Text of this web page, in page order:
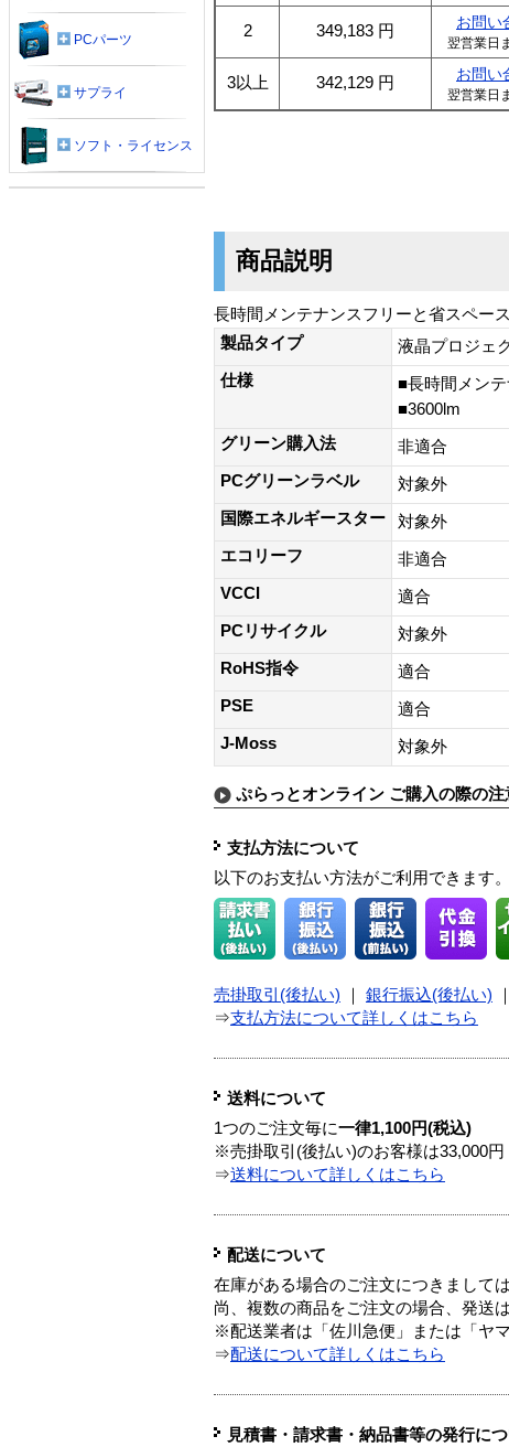
2 349,183 円 お問い
翌営業日
3以上 342,129 円 お問い
翌営業日
商品説明
長時間メンテナンスフリーと省スペー
製品タイプ
液晶プロジェ
仕様
■長時間メン
■3600lm
グリーン購入法
非適合
PCグリーンラベル
対象外
国際エネルギースター
対象外
エコリーフ
非適合
VCCI
適合
PCリサイクル
対象外
RoHS指令
適合
PSE
適合
J-Moss
対象外
ぷらっとオンライン ご購入の際の注
支払方法について
以下のお支払い方法がご利用できます。
売掛取引(後払い) 銀行振込(後払い)
⇒支払方法について詳しくはこちら
送料について
1つのご注文毎に一律1,100円(税込)
※売掛取引(後払い)のお客様は33,000円
⇒送料について詳しくはこちら
配送について
在庫がある場合のご注文につきまして
尚、複数の商品をご注文の場合、発送
※配送業者は「佐川急便」または「ヤ
⇒配送について詳しくはこちら
見積書・請求書・納品書等の発行に
PCパーツ
サプライ
ソフト・ライセンス